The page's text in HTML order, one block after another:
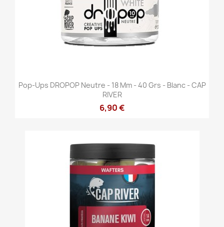
Pop-Ups DROPOP Neutre - 18 Mm - 40 Grs - Blanc - CAP
RIVER
6,90 €